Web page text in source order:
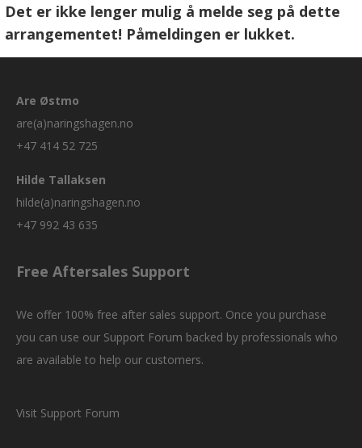
Det er ikke lenger mulig å melde seg på dette
arrangementet! Påmeldingen er lukket.
Are Østmo
are(a)naringshagen.no
+47 414 52 725
Hilde Tallaksen
hilde(a)naringshagen.no
+47 992 43 635
Free Aftersales Support
We offer 100% free after sales support. Once you purchase
you can use our Support Forum backed by professionals who
are available to help our customers.
Visit Support Forum